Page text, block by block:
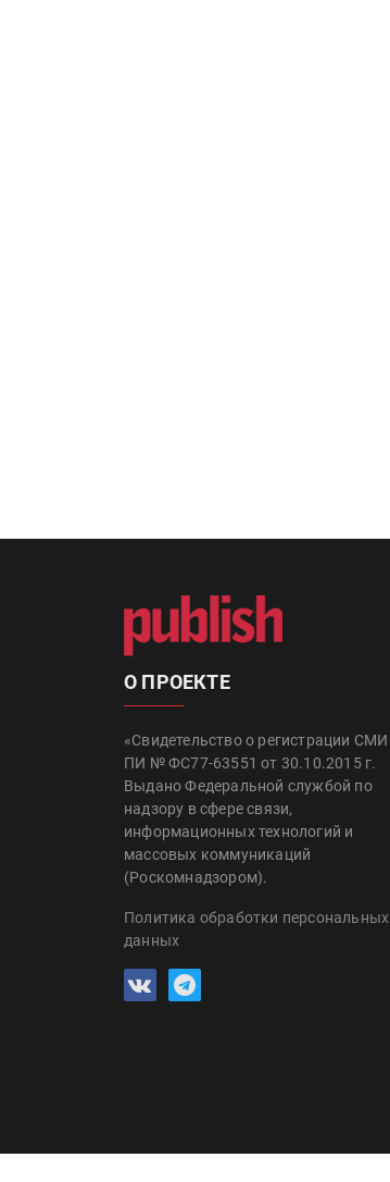
О ПРОЕКТЕ
«Свидетельство о регистрации СМИ
ПИ № ФС77-63551 от 30.10.2015 г.
Выдано Федеральной службой по
надзору в сфере связи,
информационных технологий и
массовых коммуникаций
(Роскомнадзором).
Политика обработки персональных
данных